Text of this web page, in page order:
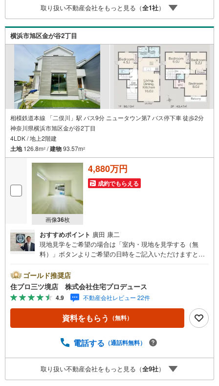
行時のものとなります。金利情勢により表記の返済額と異
なる場合があります。ーーーーーーーーーーーーーーーー
ーーーーーーーーー
取り扱い不動産会社をもっと見る（全1社）
横浜市旭区金が谷2丁目
相模鉄道本線 「二俣川」駅 バス9分 ニュータウン第7 バス停下車 徒歩2分
神奈川県横浜市旭区金が谷2丁目
4LDK / 地上2階建
土地126.8m2 /建物93.57m2
画像36枚
4,880万円
成約でもらえる
おすすめポイント 廣田 康二
現地見学をご希望の場合は「室内・現地を見学する（無
料）」ボタンよりご希望の日時をご記入いただけますとス
区・戸塚区・保土ケ谷区・大和市の不動産売買専門会社で
す！ 最新物件情報や当社限定の物件情報も多数ご用意！お
気軽にお問合せ下さい!! -------------- 弊社独自の住宅ローン提
案システム 弊社ではファイナンシャル専門スタッフによる
【丁寧な資金アドバイス】【ファイナンシャルプラン提案
書の作成】を随時行っております。意外に知らないお客様
入できる無料の生命保険】【13年間もらえる、国からの特
から始まる【住宅ローン返済】65歳以上から必要になる
【老後の費用負担】住宅探しの【このタイミング】で不安
な部分を明確にしていきませんか？？ --------------
ゴールド推奨店
住プロ三ツ境店 株式会社住宅プロデュース
4.9 不動産会社レビュー 22件
資料をもらう （無料）
電話する （通話料無料）
取り扱い不動産会社をもっと見る（全9社）